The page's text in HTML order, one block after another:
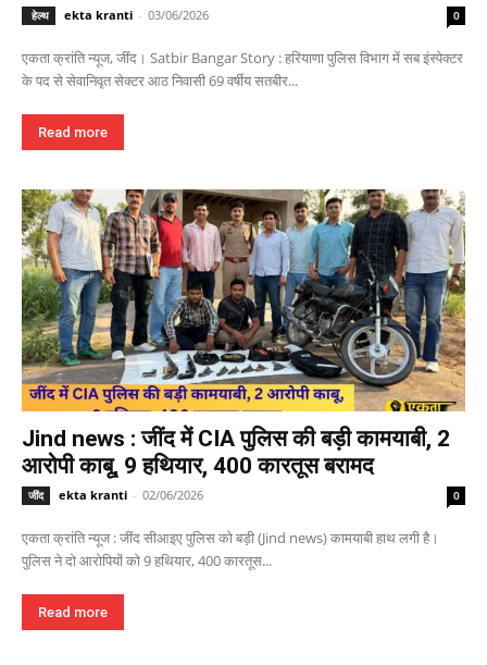
हेल्थ ekta kranti - 03/06/2026 0
एकता क्रांति न्यूज, जींद। Satbir Bangar Story : हरियाणा पुलिस विभाग में सब इंस्पेक्टर
के पद से सेवानिवृत सेक्टर आठ निवासी 69 वर्षीय सतबीर...
Read more
Jind news : जींद में CIA पुलिस की बड़ी कामयाबी, 2
आरोपी काबू, 9 हथियार, 400 कारतूस बरामद
जींद ekta kranti - 02/06/2026 0
एकता क्रांति न्यूज : जींद सीआइए पुलिस को बड़ी (Jind news) कामयाबी हाथ लगी है।
पुलिस ने दो आरोपियों को 9 हथियार, 400 कारतूस...
Read more